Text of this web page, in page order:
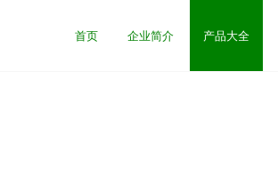
首页 企业简介 产品大全